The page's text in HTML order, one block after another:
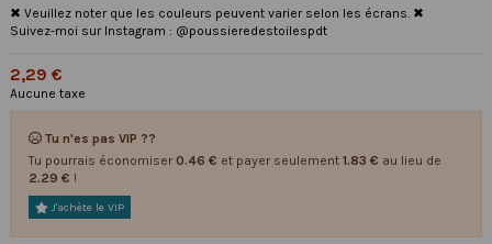
✖ Veuillez noter que les couleurs peuvent varier selon les écrans. ✖
Suivez-moi sur Instagram : @poussieredestoilespdt
2,29 €
Aucune taxe
Tu n'es pas VIP ??
Tu pourrais économiser 0.46 € et payer seulement 1.83 € au lieu de
2.29 € !
J'achète le VIP